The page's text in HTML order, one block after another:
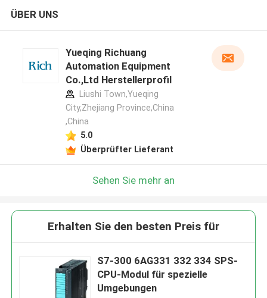
ÜBER UNS
Yueqing Richuang
Automation Equipment
Co.,Ltd Herstellerprofil
Liushi Town,Yueqing
City,Zhejiang Province,China
,China
5.0
Überprüfter Lieferant
Sehen Sie mehr an
Erhalten Sie den besten Preis für
S7-300 6AG331 332 334 SPS-
CPU-Modul für spezielle
Umgebungen